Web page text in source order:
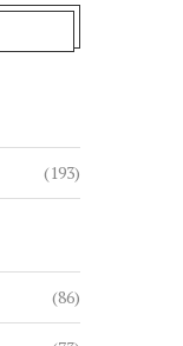
(193)
(86)